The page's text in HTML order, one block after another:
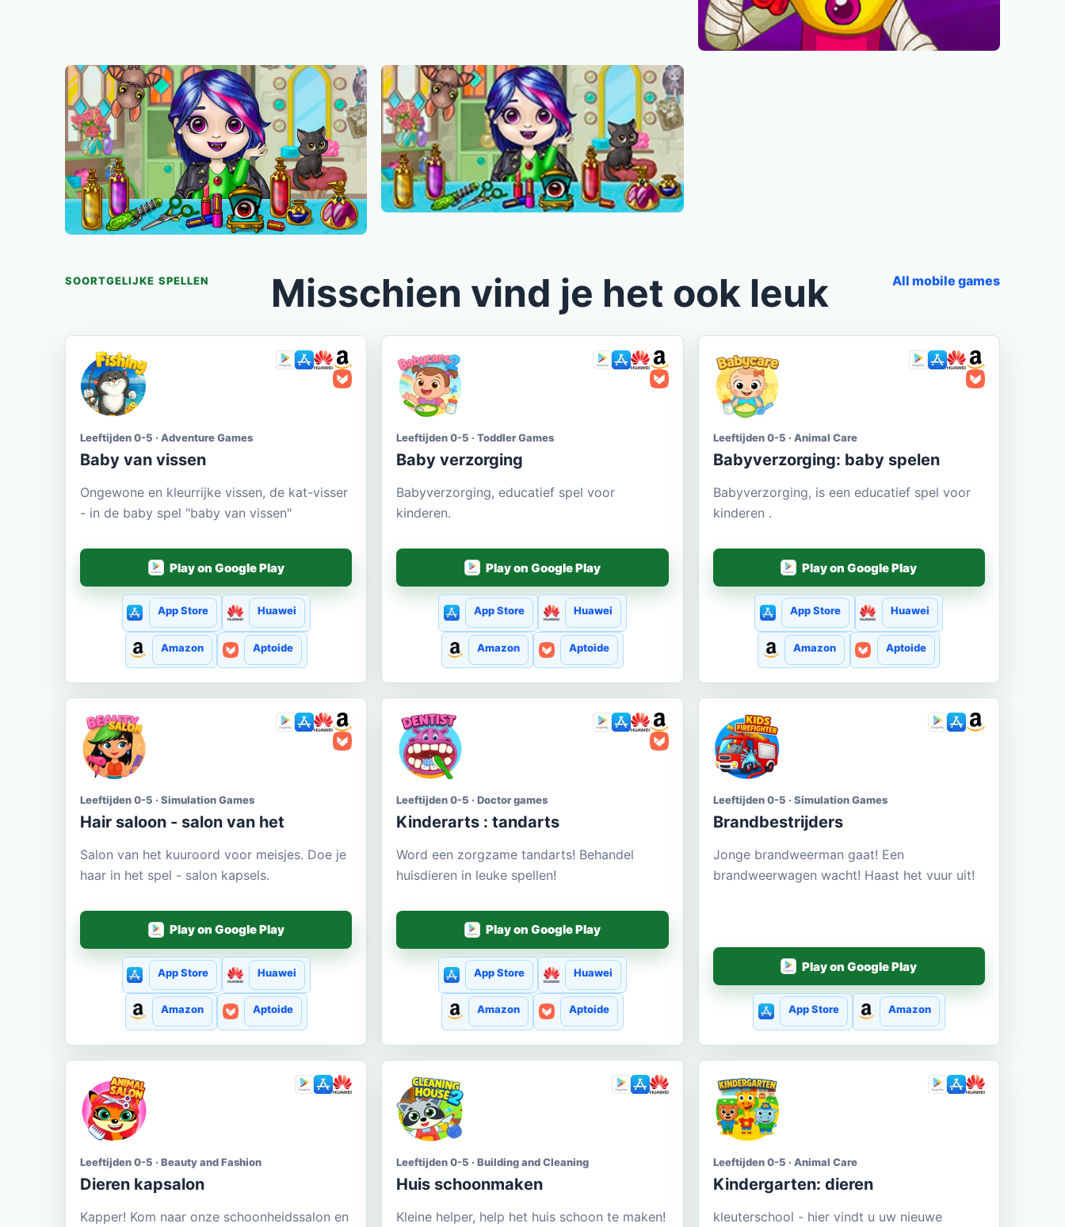
SOORTGELIJKE SPELLEN Misschien vind je het ook leuk All mobile games
Leeftijden 0-5 · Adventure Games
Baby van vissen
Ongewone en kleurrijke vissen, de kat-visser
- in de baby spel "baby van vissen"
Play on Google Play
App Store Huawei
Amazon Aptoide
Leeftijden 0-5 · Toddler Games
Baby verzorging
Babyverzorging, educatief spel voor
kinderen.
Play on Google Play
App Store Huawei
Amazon Aptoide
Leeftijden 0-5 · Animal Care
Babyverzorging: baby spelen
Babyverzorging, is een educatief spel voor
kinderen .
Play on Google Play
App Store Huawei
Amazon Aptoide
Leeftijden 0-5 · Simulation Games
Hair saloon - salon van het
Salon van het kuuroord voor meisjes. Doe je
haar in het spel - salon kapsels.
Play on Google Play
App Store Huawei
Amazon Aptoide
Leeftijden 0-5 · Doctor games
Kinderarts : tandarts
Word een zorgzame tandarts! Behandel
huisdieren in leuke spellen!
Play on Google Play
App Store Huawei
Amazon Aptoide
Leeftijden 0-5 · Simulation Games
Brandbestrijders
Jonge brandweerman gaat! Een
brandweerwagen wacht! Haast het vuur uit!
Play on Google Play
App Store Amazon
Leeftijden 0-5 · Beauty and Fashion
Dieren kapsalon
Kapper! Kom naar onze schoonheidssalon en
Leeftijden 0-5 · Building and Cleaning
Huis schoonmaken
Kleine helper, help het huis schoon te maken!
Leeftijden 0-5 · Animal Care
Kindergarten: dieren
kleuterschool - hier vindt u uw nieuwe